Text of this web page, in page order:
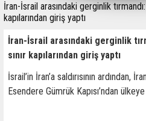
İran-İsrail arasındaki gerginlik
kapılarından giriş yaptı
İran-İsrail arasındaki gerginlik
sınır kapılarından giriş yaptı
İsrail’in İran’a saldırısının ardından,
Esendere Gümrük Kapısı’ndan